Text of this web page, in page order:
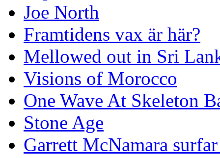
Joe North
Framtidens vax är här?
Mellowed out in Sri
Visions of Morocco
One Wave At Skeleton
Stone Age
Garrett McNamara